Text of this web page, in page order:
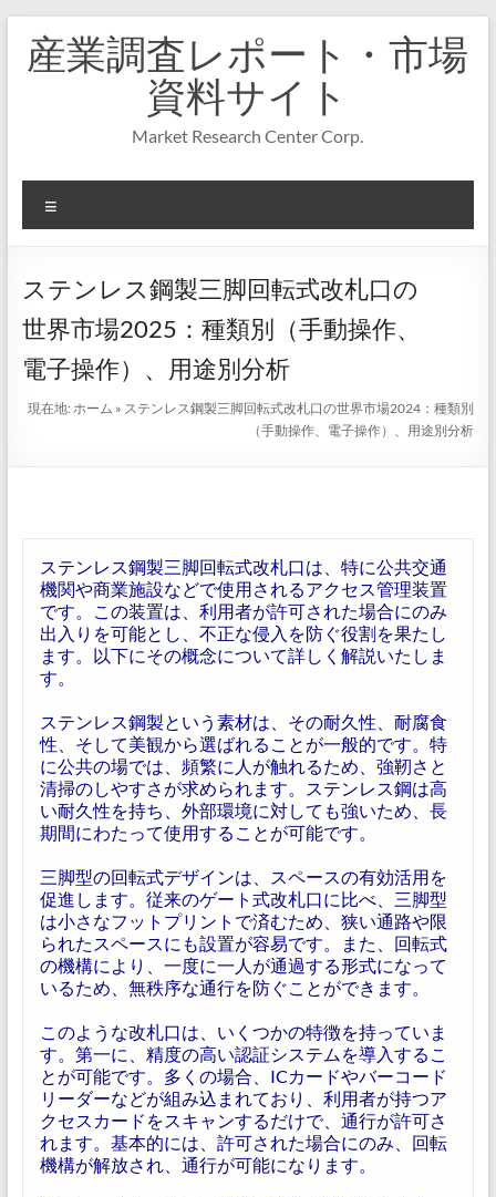
キ
プ
産業調査レポート・市場
資料サイト
Market Research Center Corp.
ニ
ー
ステンレス鋼製三脚回転式改札口の
世界市場2025：種類別（手動操作、
電子操作）、用途別分析
現在地:ホーム » ステンレス鋼製三脚回転式改札口の世界市場2024：種類別
（手動操作、電子操作）、用途別分析
ステンレス鋼製三脚回転式改札口は、特に公共交通
機関や商業施設などで使用されるアクセス管理装置
です。この装置は、利用者が許可された場合にのみ
出入りを可能とし、不正な侵入を防ぐ役割を果たし
ます。以下にその概念について詳しく解説いたしま
す。
ステンレス鋼製という素材は、その耐久性、耐腐食
性、そして美観から選ばれることが一般的です。特
に公共の場では、頻繁に人が触れるため、強靭さと
清掃のしやすさが求められます。ステンレス鋼は高
い耐久性を持ち、外部環境に対しても強いため、長
期間にわたって使用することが可能です。
三脚型の回転式デザインは、スペースの有効活用を
促進します。従来のゲート式改札口に比べ、三脚型
は小さなフットプリントで済むため、狭い通路や限
られたスペースにも設置が容易です。また、回転式
の機構により、一度に一人が通過する形式になって
いるため、無秩序な通行を防ぐことができます。
このような改札口は、いくつかの特徴を持っていま
す。第一に、精度の高い認証システムを導入するこ
とが可能です。多くの場合、ICカードやバーコード
リーダーなどが組み込まれており、利用者が持つア
クセスカードをスキャンするだけで、通行が許可さ
れます。基本的には、許可された場合にのみ、回転
機構が解放され、通行が可能になります。